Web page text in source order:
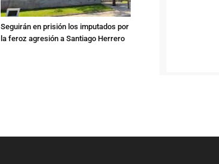
Seguirán en prisión los imputados por
la feroz agresión a Santiago Herrero